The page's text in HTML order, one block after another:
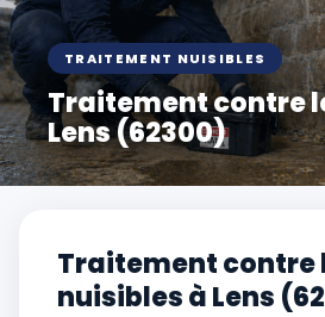
TRAITEMENT NUISIBLES
Traitement contre
Lens (62300)
Traitement contre
nuisibles à Lens